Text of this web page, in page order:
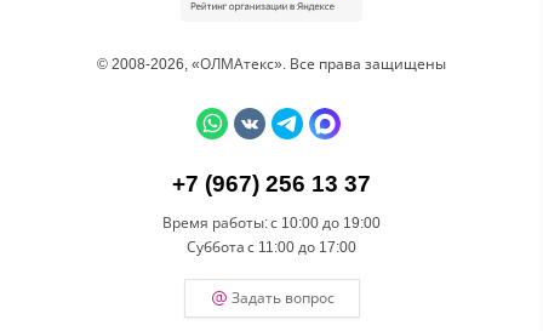
© 2008-2026, «ОЛМАтекс». Все права защищены
+7 (967) 256 13 37
Время работы:с 10:00 до 19:00
Субботас 11:00 до 17:00
Задать вопрос